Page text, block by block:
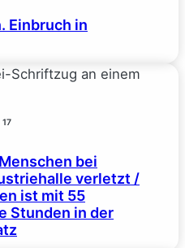
Einbruch in
17
bei
verletzt /
ist mit 55
Stunden in der